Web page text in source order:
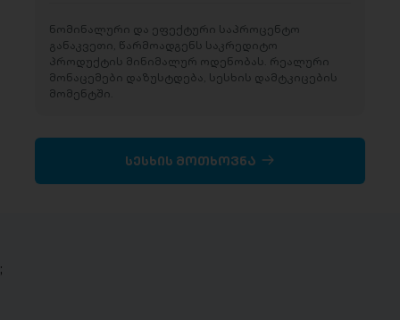
ნომინალური და ეფექტური საპროცენტო
განაკვეთი, წარმოადგენს საკრედიტო
პროდუქტის მინიმალურ ოდენობას. რეალური
მონაცემები დაზუსტდება, სესხის დამტკიცების
მომენტში.
სესხის მოთხოვნა
;